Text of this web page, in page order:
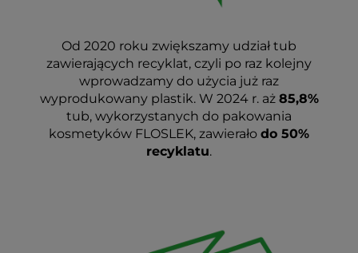
Od 2020 roku zwiększamy udział tub
zawierających recyklat, czyli po raz kolejny
wprowadzamy do użycia już raz
wyprodukowany plastik. W 2024 r. aż 85,8%
tub, wykorzystanych do pakowania
kosmetyków FLOSLEK, zawierało do 50%
recyklatu.